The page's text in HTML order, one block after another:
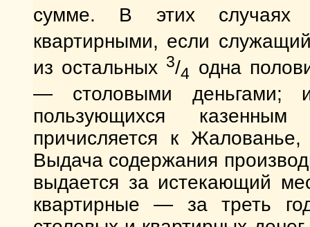
сумме. В этих
квартирными, если
из остальных 3/4 одна
— столовыми деньгами;
пользующихся
причисляется к
Выдача содержания
выдается за истекающий
квартирные — за треть